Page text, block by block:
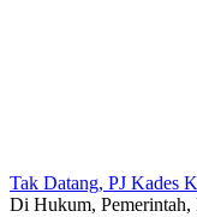
Tak Datang, PJ Kades
Di Hukum, Pemerintah,